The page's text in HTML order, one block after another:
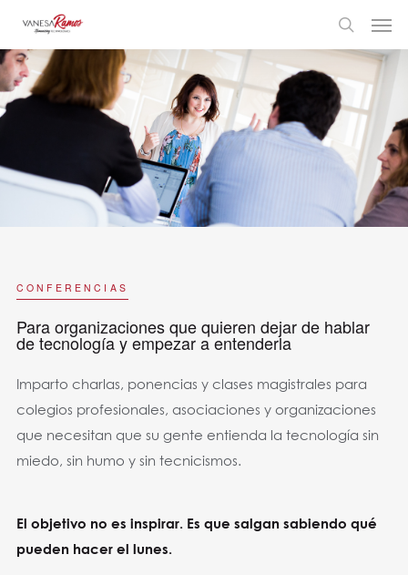
CONFERENCIAS
Para organizaciones que quieren dejar de hablar
de tecnología y empezar a entenderla
Imparto charlas, ponencias y clases magistrales para
colegios profesionales, asociaciones y organizaciones
que necesitan que su gente entienda la tecnología sin
miedo, sin humo y sin tecnicismos.
El objetivo no es inspirar. Es que salgan sabiendo qué
pueden hacer el lunes.